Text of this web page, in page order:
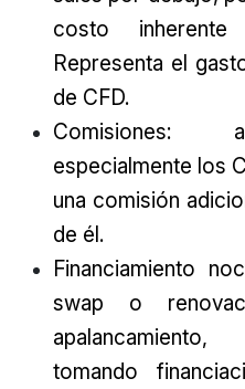
costo
Representa el
de CFD.
Comisiones:
especialmente los
una comisión
de él.
Financiamiento
swap o
tomando